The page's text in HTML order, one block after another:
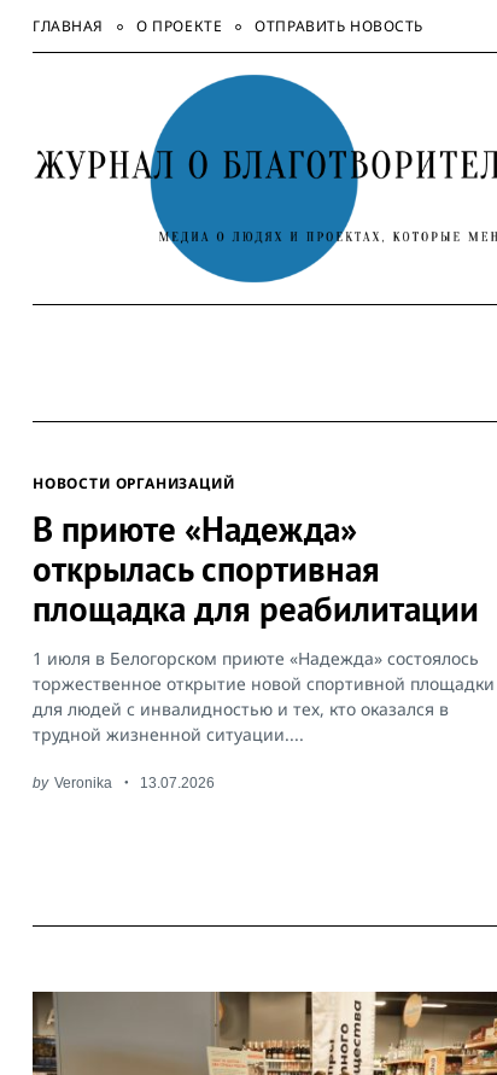
SkipГЛАВНАЯ О ПРОЕКТЕ ОТПРАВИТЬ НОВОСТЬ
НОВОСТИ ОРГАНИЗАЦИЙ
В приюте «Надежда»
открылась спортивная
площадка для реабилитации
1 июля в Белогорском приюте «Надежда» состоялось
торжественное открытие новой спортивной площадки
для людей с инвалидностью и тех, кто оказался в
трудной жизненной ситуации....
by Veronika 13.07.2026